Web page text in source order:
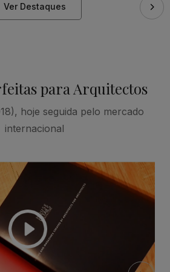
Ver Destaques
para Arquitectos
hoje seguida pelo mercado
internacional